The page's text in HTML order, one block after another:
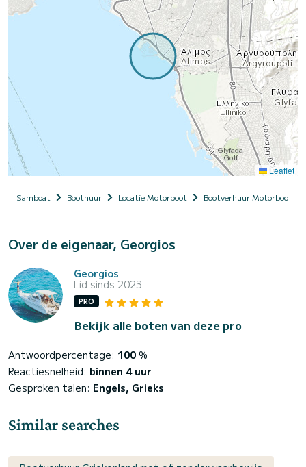
Leaflet
Samboat Boothuur Locatie Motorboot Bootverhuur Motorboot
Over de eigenaar, Georgios
Georgios
Lid sinds 2023
PRO
Bekijk alle boten van deze pro
Antwoordpercentage: 100 %
Reactiesnelheid: binnen 4 uur
Gesproken talen: Engels, Grieks
Similar searches